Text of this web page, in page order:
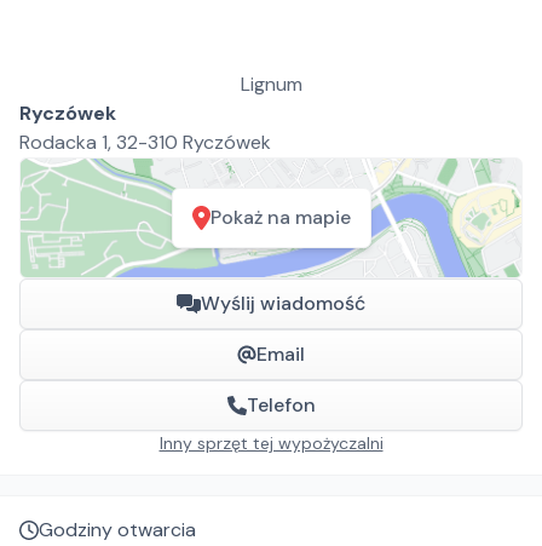
Lignum
Ryczówek
Rodacka 1, 32-310 Ryczówek
Pokaż na mapie
Wyślij wiadomość
Email
Telefon
Inny sprzęt tej wypożyczalni
Godziny otwarcia